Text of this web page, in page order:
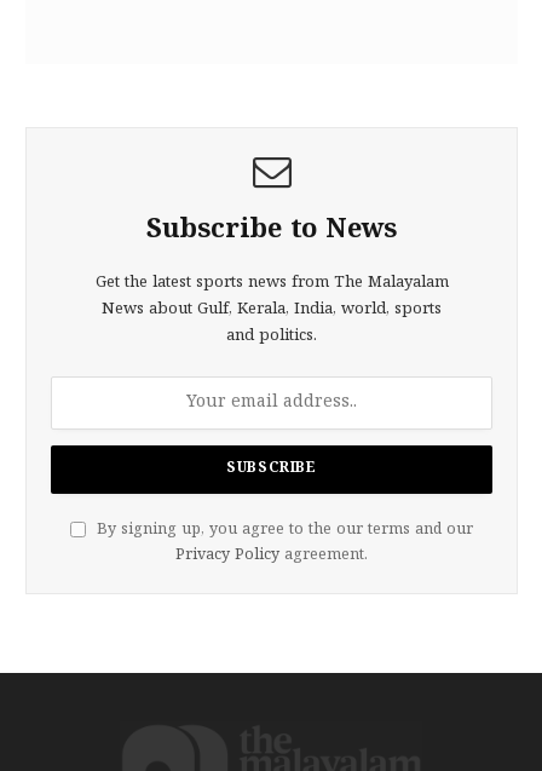
Subscribe to News
Get the latest sports news from The Malayalam
News about Gulf, Kerala, India, world, sports
and politics.
By signing up, you agree to the our terms and our
Privacy Policy agreement.